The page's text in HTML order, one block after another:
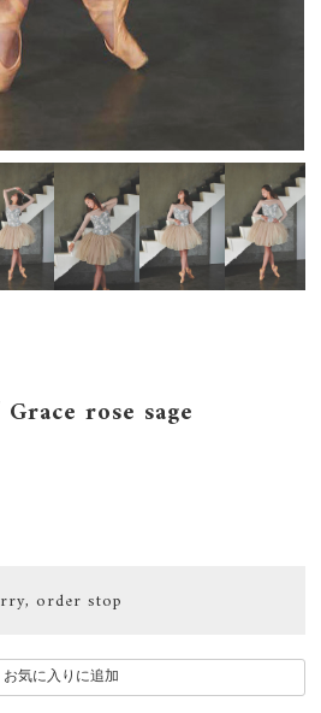
rose sage
order stop
お気に入りに追加